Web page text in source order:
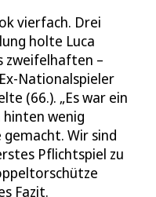
vierfach. Drei
holte Luca
zweifelhaften –
Nationalspieler
(66.). „Es war ein
hinten wenig
Wir sind
Pflichtspiel zu
Fazit.